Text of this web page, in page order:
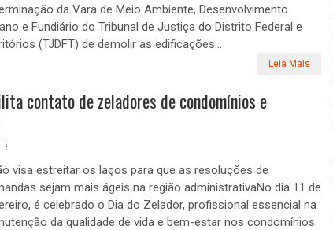
da Vara de Meio Ambiente, Desenvolvimento
e Fundiário do Tribunal de Justiça do Distrito Federal e
(TJDFT) de demolir as edificações...
Leia Mais
contato de zeladores de condomínios e
visa estreitar os laços para que as resoluções de
sejam mais ágeis na região administrativaNo dia 11 de
é celebrado o Dia do Zelador, profissional essencial na
da qualidade de vida e bem-estar nos condomínios